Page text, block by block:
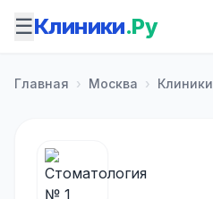
☰Клиники.Ру
Главная › Москва › Клиники